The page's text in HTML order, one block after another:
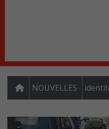
NOUVELLES